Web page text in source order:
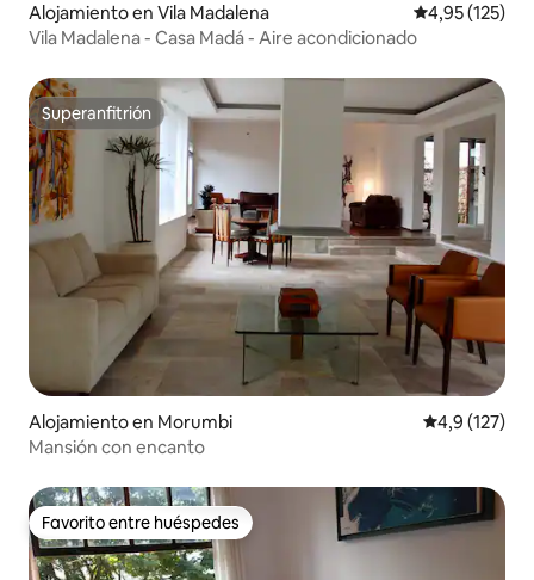
Alojamiento en Vila Madalena Calificación
4,95 (125)
Vila Madalena - Casa Madá - Aire acondicionado
Superanfitrión
Superanfitrión
Alojamiento en Morumbi Calificación
4,9 (127)
Mansión con encanto
Favorito entre huéspedes
Favorito entre huéspedes